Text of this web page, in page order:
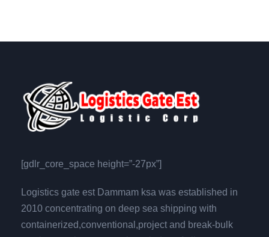
[gdlr_core_space height=”-27px”]
Logistics gate est Dammam ksa was established in
2010 concentrating on deep sea shipping with
containerized,conventional,project and break-bulk